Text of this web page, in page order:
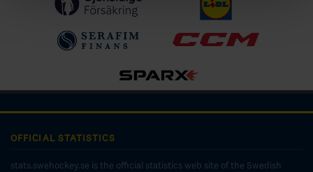
OFFICIAL STATISTICS
stats.swehockey.se is the official statistics web site of the Swedish